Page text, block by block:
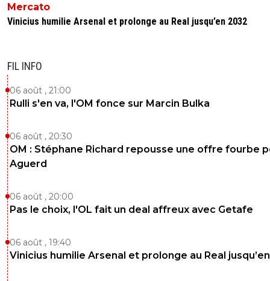
Mercato
Vinicius humilie Arsenal et prolonge au Real jusqu’en 2032
FIL INFO
06 août , 21:00
Rulli s'en va, l'OM fonce sur Marcin Bulka
06 août , 20:30
OM : Stéphane Richard repousse une offre fourbe
Aguerd
06 août , 20:00
Pas le choix, l'OL fait un deal affreux avec Getafe
06 août , 19:40
Vinicius humilie Arsenal et prolonge au Real